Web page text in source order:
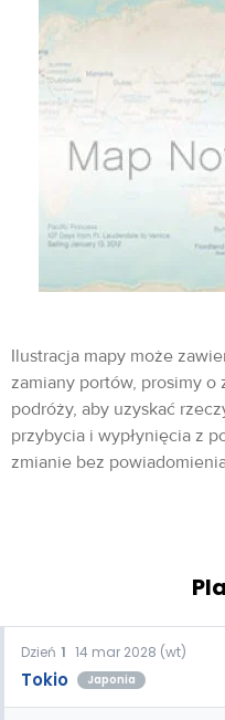
Ilustracja mapy może
zamiany portów, prosimy
podróży, aby uzyskać
przybycia i wypłynięcia z
zmianie bez
Dzień 1 14 mar 2028 (wt)
Tokio Japonia